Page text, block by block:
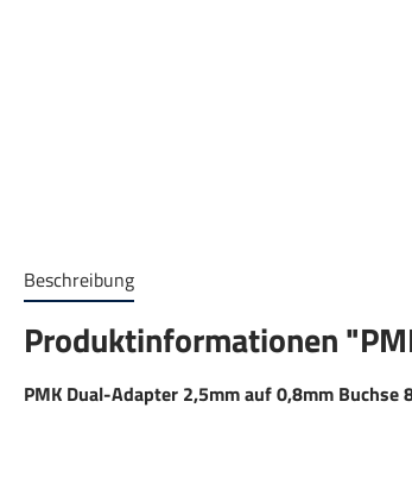
Beschreibung
Produktinformationen
PMK Dual-Adapter 2,5mm auf 0,8mm Buchse